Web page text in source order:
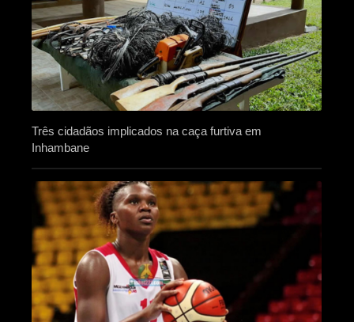
Três cidadãos implicados na caça furtiva em
Inhambane